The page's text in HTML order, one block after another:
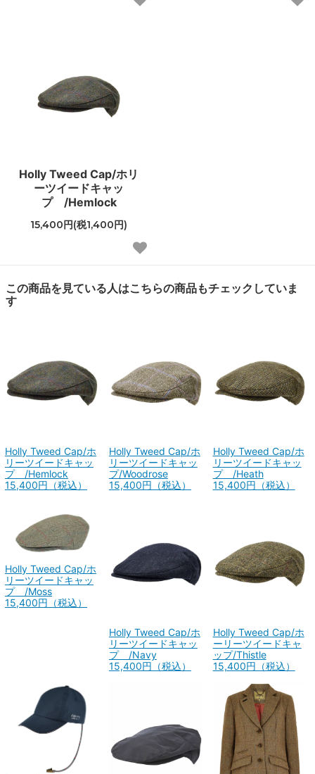
Holly Tweed Cap/ホリ
ーツイードキャッ
プ /Hemlock
15,400円(税1,400円)
この商品を見ている人はこちらの商品もチェックしていま
す
Holly Tweed Cap/ホ
リーツイードキャッ
プ /Hemlock
15,400円（税込）
Holly Tweed Cap/ホ
リーツイードキャッ
プ/Woodrose
15,400円（税込）
Holly Tweed Cap/ホ
リーツイードキャッ
プ /Heath
15,400円（税込）
Holly Tweed Cap/ホ
リーツイードキャッ
プ /Moss
15,400円（税込）
Holly Tweed Cap/ホ
リーツイードキャッ
プ /Navy
15,400円（税込）
Holly Tweed Cap/ホ
ーリーツイードキャ
ップ/Thistle
15,400円（税込）